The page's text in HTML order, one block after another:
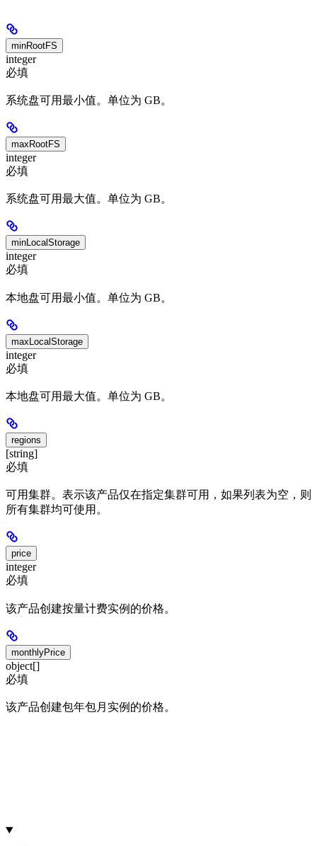
minRootFS
integer
必填
系统盘可用最小值。单位为 GB。
maxRootFS
integer
必填
系统盘可用最大值。单位为 GB。
minLocalStorage
integer
必填
本地盘可用最小值。单位为 GB。
maxLocalStorage
integer
必填
本地盘可用最大值。单位为 GB。
regions
[string]
必填
可用集群。表示该产品仅在指定集群可用，如果列表为空，则
所有集群均可使用。
price
integer
必填
该产品创建按量计费实例的价格。
monthlyPrice
object[]
必填
该产品创建包年包月实例的价格。